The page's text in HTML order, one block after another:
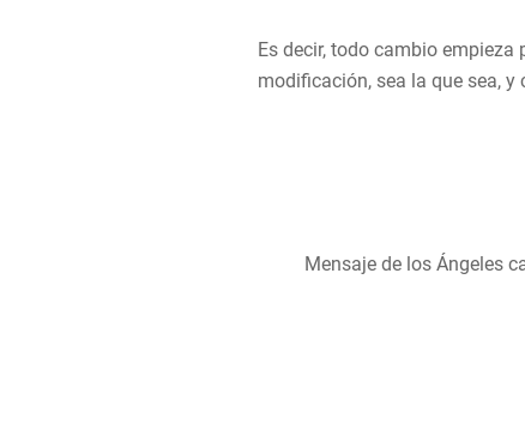
Es decir, todo cambio empieza
modificación, sea la que sea, y
Mensaje de los Ángeles